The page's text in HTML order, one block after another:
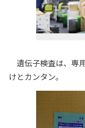
遺伝子検査は、専
けとカンタン。